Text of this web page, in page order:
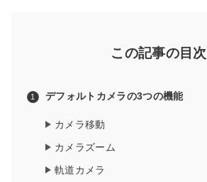
この記事の目次
デフォルトカメラの3つの機能
カメラ移動
カメラズーム
軌道カメラ